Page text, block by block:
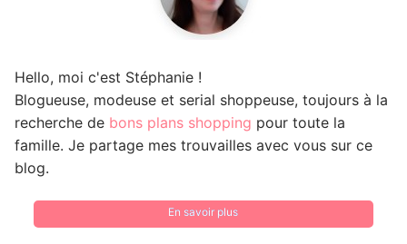
Hello, moi c'est Stéphanie !
Blogueuse, modeuse et serial shoppeuse, toujours à la
recherche de bons plans shopping pour toute la
famille. Je partage mes trouvailles avec vous sur ce
blog.
En savoir plus